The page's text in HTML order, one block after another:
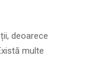
deoarece
multe